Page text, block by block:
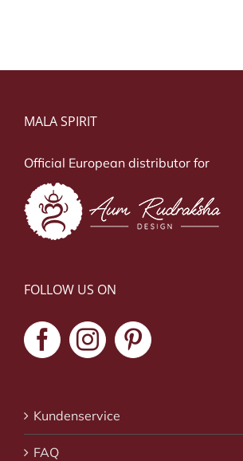
MALA SPIRIT
Official European distributor for
FOLLOW US ON
Kundenservice
FAQ